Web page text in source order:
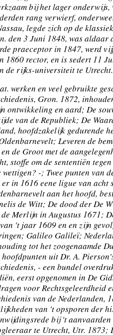
bij het lager
rang verwierf,
legde zich op de
den 3 Juni 1848, was aldaar
praeceptor in 1847, werd
1860 rector, en is sedert 11
de rijks-universiteit te Utrecht.
werken en veel gebruikte
Gron. 1872,
ontwikkeling en aard; De
van de Republiek; De
hoofdzakelijk gedurende
Leveren de
de Groot met de
stoffe om de sententiën
-; Twee punten van
in 1616 eene ligue van acht
aan het hoofd,
de Witt; De dood der De
Merlijn in Augustus 1671;
't jaar 1609 en en zijn
Galileo Galileï;
tot het zoogenaamde
uit Dr. A.
- een bundel
eerst opgenomen in De
voor Rechtsgeleerdheid
van de Nederlanden,
van 't opsporen der
bij 't aanvaarden
te Utrecht, Utr. 1873;